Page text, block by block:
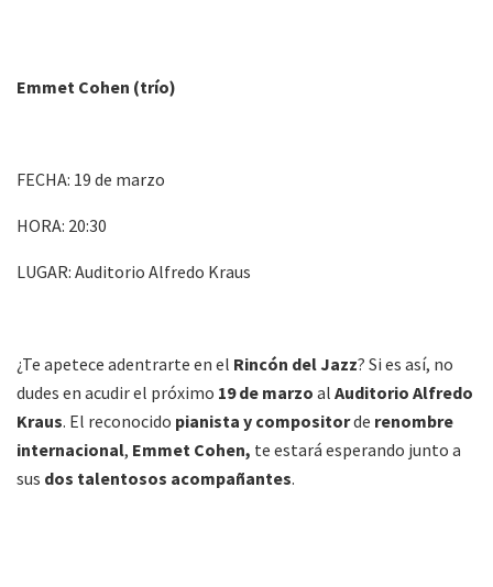
Emmet Cohen (trío)
FECHA: 19 de marzo
HORA: 20:30
LUGAR: Auditorio Alfredo Kraus
¿Te apetece adentrarte en el Rincón del Jazz? Si es así, no
dudes en acudir el próximo 19 de marzo al Auditorio Alfredo
Kraus. El reconocido pianista y compositorde renombre
internacional, Emmet Cohen, te estará esperando junto a
sus dos talentosos acompañantes.